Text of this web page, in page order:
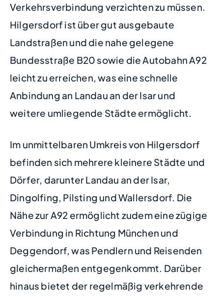
Verkehrsverbindung verzichten zu müssen.
Hilgersdorf ist über gut ausgebaute
Landstraßen und die nahe gelegene
Bundesstraße B20 sowie die Autobahn A92
leicht zu erreichen, was eine schnelle
Anbindung an Landau an der Isar und
weitere umliegende Städte ermöglicht.
Im unmittelbaren Umkreis von Hilgersdorf
befinden sich mehrere kleinere Städte und
Dörfer, darunter Landau an der Isar,
Dingolfing, Pilsting und Wallersdorf. Die
Nähe zur A92 ermöglicht zudem eine zügige
Verbindung in Richtung München und
Deggendorf, was Pendlern und Reisenden
gleichermaßen entgegenkommt. Darüber
hinaus bietet der regelmäßig verkehrende